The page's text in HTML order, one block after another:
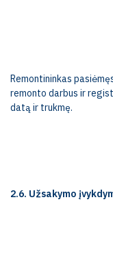
Remontininkas
remonto darbus ir
datą ir trukmę.
2.6. Užsakymo